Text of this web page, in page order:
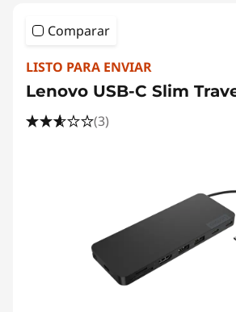
Comparar
LISTO PARA ENVIAR
Lenovo USB-C Slim
(3)